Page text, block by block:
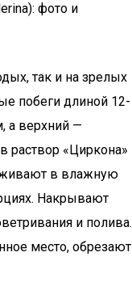
фото и
так и на зрелых
побеги длиной 12-
а верхний —
«Циркона»
в влажную
Накрывают
и полива.
место, обрезают